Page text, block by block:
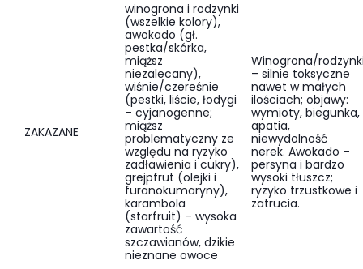
ZAKAZANE
winogrona i rodzynki
(wszelkie kolory),
awokado (gł.
pestka/skórka,
miąższ
niezalecany),
wiśnie/czereśnie
(pestki, liście, łodygi
– cyjanogenne;
miąższ
problematyczny ze
względu na ryzyko
zadławienia i cukry),
grejpfrut (olejki i
furanokumaryny),
karambola
(starfruit) – wysoka
zawartość
szczawianów, dzikie
nieznane owoce
Winogrona/
– silnie toksyczne
nawet w małych
ilościach; objawy:
wymioty, biegunka,
apatia,
niewydolność
nerek. Awokado –
persyna i bardzo
wysoki tłuszcz;
ryzyko trzustkowe i
zatrucia.